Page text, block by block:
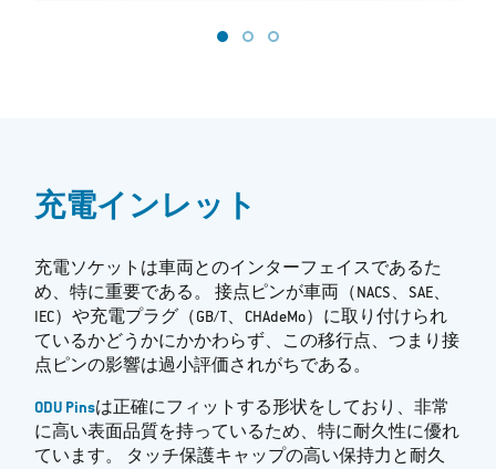
充電インレット
充電ソケットは車両とのインターフェイスであるた
め、特に重要である。 接点ピンが車両（NACS、SAE、
IEC）や充電プラグ（GB/T、CHAdeMo）に取り付けられ
ているかどうかにかかわらず、この移行点、つまり接
点ピンの影響は過小評価されがちである。
ODU Pinsは正確にフィットする形状をしており、非常
に高い表面品質を持っているため、特に耐久性に優れ
ています。 タッチ保護キャップの高い保持力と耐久